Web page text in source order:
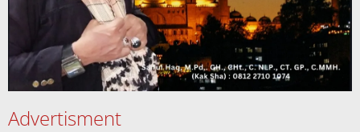
Advertisment